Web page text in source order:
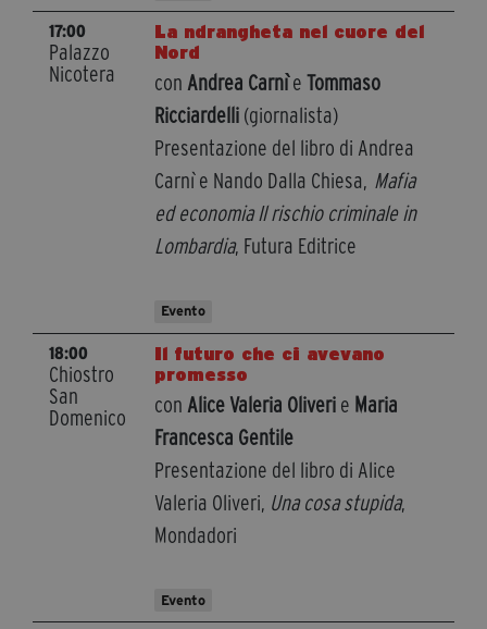
17:00
Palazzo
Nicotera
La ndrangheta nel cuore del
Nord
con Andrea Carnìe Tommaso
Ricciardelli (giornalista)
Presentazione del libro di Andrea
Carnì e Nando Dalla Chiesa, Mafia
ed economia Il rischio criminale in
Lombardia, Futura Editrice
Evento
18:00
Chiostro
San
Domenico
Il futuro che ci avevano
promesso
con Alice Valeria Oliveri e Maria
Francesca Gentile
Presentazione del libro di Alice
Valeria Oliveri, Una cosa stupida,
Mondadori
Evento